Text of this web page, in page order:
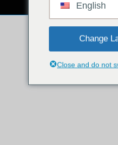
English
Change
Close and do not